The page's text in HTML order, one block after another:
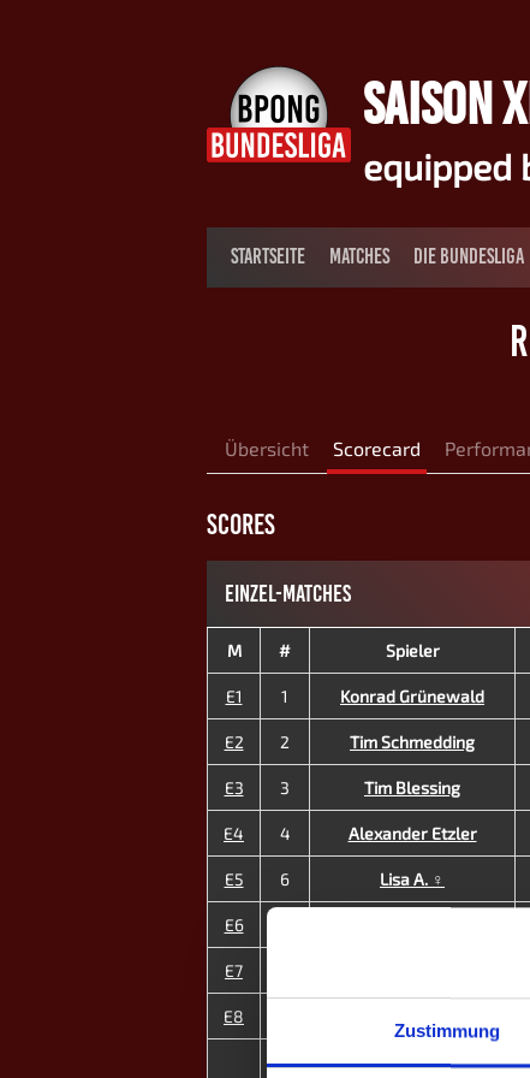
Zustimmung
SAISON
equipped
STARTSEITE MATCHES DIE BUNDESLIGA
Übersicht Scorecard
SCORES
EINZEL-MATCHES
M # Spieler
E1 1 Konrad Grünewald
E2 2 Tim Schmedding
E3 3 Tim Blessing
E4 4 Alexander Etzler
E5 6 Lisa A. ♀
E6
E7
E8
6MP